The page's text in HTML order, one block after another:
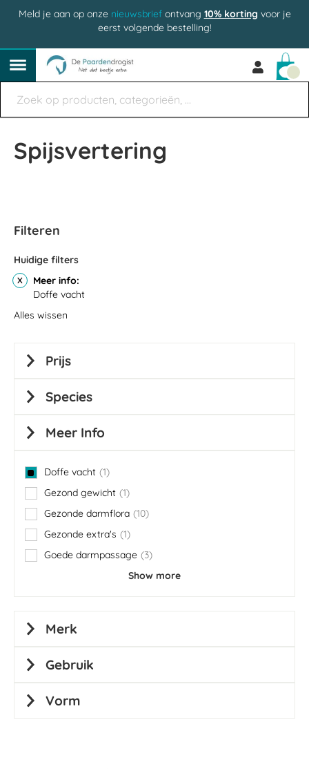
Meld je aan op onze nieuwsbriefontvang 10% korting voor je
eerst volgende bestelling!
Spijsvertering
Filteren
Huidige filters
Meer info
Doffe vacht
Alles wissen
Prijs
Species
Meer Info
Doffe vacht 1
item
Gezond gewicht 1
item
Gezonde darmflora 10
items
Gezonde extra's
1
item
Goede darmpassage
3
items
Show more
Merk
Gebruik
Vorm